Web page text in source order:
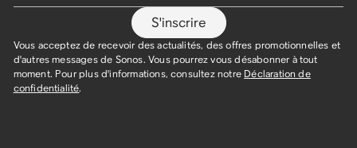
S'inscrire
Vous acceptez de recevoir des actualités, des offres promotionnelles et
d'autres messages de Sonos. Vous pourrez vous désabonner à tout
moment. Pour plus d'informations, consultez notre Déclaration de
confidentialité.